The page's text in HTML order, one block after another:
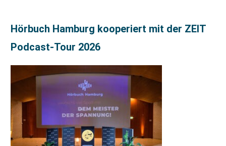
Hörbuch Hamburg kooperiert mit der ZEIT
Podcast-Tour 2026